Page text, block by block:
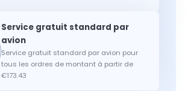
Service gratuit standard par avion pour
tous les ordres de montant à partir de
€173.43